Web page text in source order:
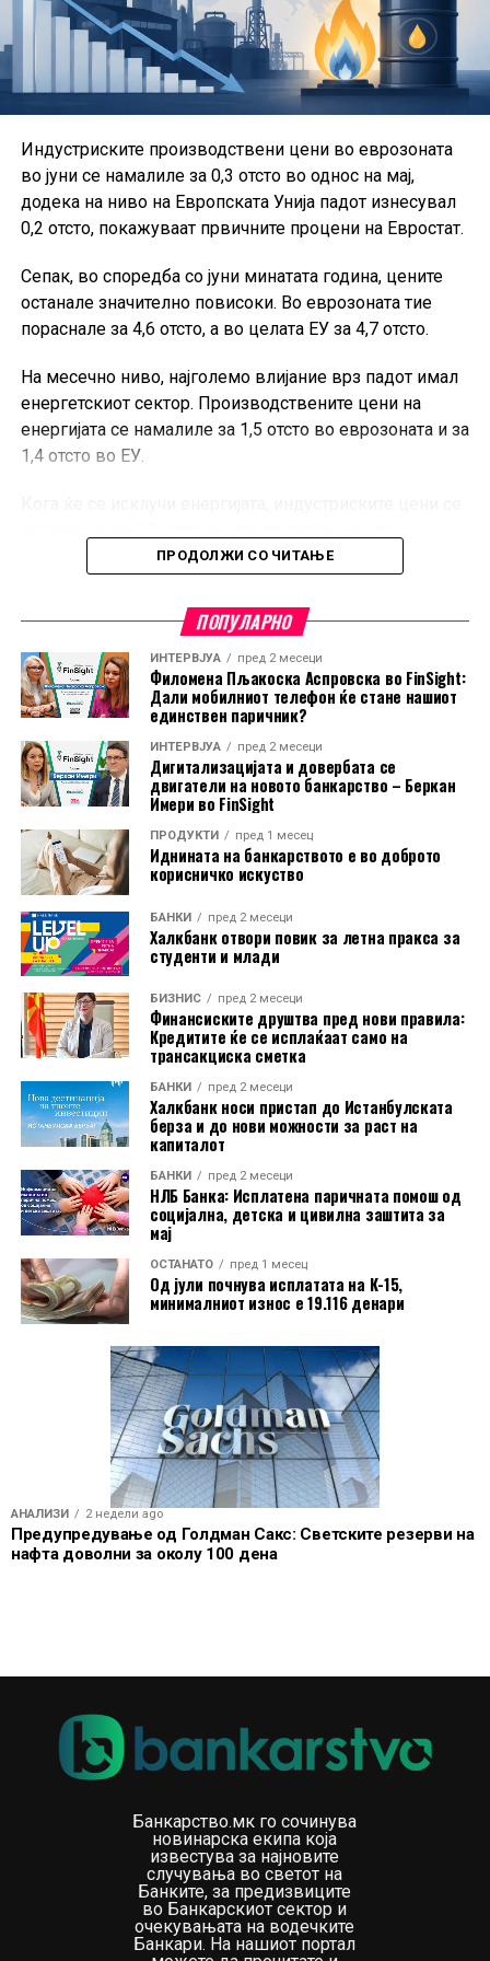
дистрибуција, Комората за индустрија и развој и
Комората за превенција, заштита од пожари и кризен
менаџмент.
проекти, за игри на среќа и за стартапи.
Од ССКМ посочуваат дека остануваат посветени на
создавање современ и обединет коморски систем,
клима, развој на претприемништвото и поголема
конкурентност на македонските компании.
Индустриските производствени цени во еврозоната
во јуни се намалиле за 0,3 отсто во однос на мај,
додека на ниво на Европската Унија падот изнесувал
0,2 отсто, покажуваат првичните процени на Евростат.
Сепак, во споредба со јуни минатата година, цените
останале значително повисоки. Во еврозоната тие
пораснале за 4,6 отсто, а во целата ЕУ за 4,7 отсто.
На месечно ниво, најголемо влијание врз падот имал
енергетскиот сектор. Производствените цени на
енергијата се намалиле за 1,5 отсто во еврозоната и за
1,4 отсто во ЕУ.
покажува дека поевтинувањето не било присутно во
Во еврозоната, цените на суровините, материјалите и
полупроизводите пораснале за 0,3 отсто, додека
капиталните и трајните потрошувачки добра
поскапеле за по 0,2 отсто. Цените на нетрајните
И покрај месечниот пад, цените на енергијата во ЕУ во
јуни биле за 10 отсто повисоки во споредба со истиот
месец минатата година. Во еврозоната годишниот
раст изнесувал 8,8 отсто.
На годишно ниво, најголем раст на производствените
цени бил регистриран во Бугарија, од 18,2 отсто.
Следувале Романија со 14,3 отсто и Ирска со 11,4
отсто. Луксембург бил единствената земја во која
цените биле пониски од пред една година, и тоа за 3,2
отсто.
Индексот на производствените цени ги следи
промените на продажните цени на производите на
домашниот пазар при излезот од производството. Тој
не ги опфаќа увозните производи и не претставува
индекс на потрошувачките цени што директно ги
плаќаат граѓаните.
ПРОДОЛЖИ СО ЧИТАЊЕ
ПОПУЛАРНО
ИНТЕРВЈУА пред 2 месеци
Филомена Пљакоска Аспровска во FinSight:
Дали мобилниот телефон ќе стане нашиот
единствен паричник?
ИНТЕРВЈУА пред 2 месеци
Дигитализацијата и довербата се
двигатели на новото банкарство – Беркан
Имери во FinSight
ПРОДУКТИ пред 1 месец
Иднината на банкарството е во доброто
корисничко искуство
БАНКИ пред 2 месеци
Халкбанк отвори повик за летна пракса за
студенти и млади
БИЗНИС пред 2 месеци
Финансиските друштва пред нови правила:
Кредитите ќе се исплаќаат само на
трансакциска сметка
БАНКИ пред 2 месеци
Халкбанк носи пристап до Истанбулската
берза и до нови можности за раст на
капиталот
БАНКИ пред 2 месеци
НЛБ Банка: Исплатена паричната помош од
социјална, детска и цивилна заштита за
мај
ОСТАНАТО пред 1 месец
Од јули почнува исплатата на К-15,
минималниот износ е 19.116 денари
АНАЛИЗИ 2 недели ago
Предупредување од Голдман Сакс: Светските резерви на
нафта доволни за околу 100 дена
Банкарство.мк го сочинува
новинарска екипа која
известува за најновите
случувања во светот на
Банките, за предизвиците
во Банкарскиот сектор и
очекувањата на водечките
Банкари. На нашиот портал